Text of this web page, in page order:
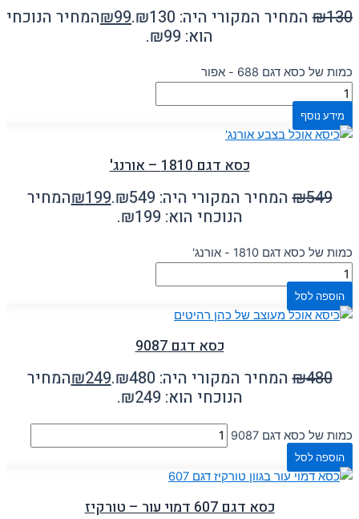
₪130 המחיר המקורי היה: ₪130. ₪99
המחיר הנוכחי
הוא: ₪99.
כמות של כסא דגם 688 - אפור
מידע נוסף
כסא דגם 1810 – אורנג'
₪549 המחיר המקורי היה: ₪549. ₪199 המחיר
הנוכחי הוא: ₪199.
כמות של כסא דגם 1810 - אורנג'
הוספה לסל
כסא דגם 9087
₪480 המחיר המקורי היה: ₪480. ₪249 המחיר
הנוכחי הוא: ₪249.
כמות של כסא דגם 9087
הוספה לסל
כסא דגם 607 דמוי עור – טורקיז